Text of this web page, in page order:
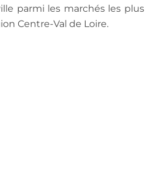
parmi les marchés les plus
Centre-Val de Loire.